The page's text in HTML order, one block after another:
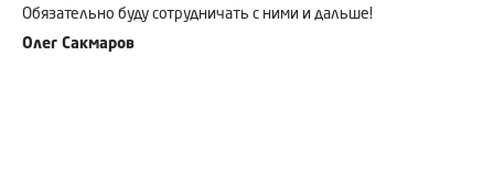
Обязательно буду сотрудничать с ними и дальше!
Олег Сакмаров